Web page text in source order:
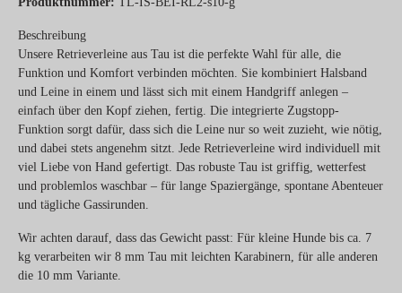
Beschreibung
Unsere Retrieverleine aus Tau ist die perfekte Wahl für alle, die
Funktion und Komfort verbinden möchten. Sie kombiniert Halsband
und Leine in einem und lässt sich mit einem Handgriff anlegen –
einfach über den Kopf ziehen, fertig. Die integrierte Zugstopp-
Funktion sorgt dafür, dass sich die Leine nur so weit zuzieht, wie nötig,
und dabei stets angenehm sitzt. Jede Retrieverleine wird individuell mit
viel Liebe von Hand gefertigt. Das robuste Tau ist griffig, wetterfest
und problemlos waschbar – für lange Spaziergänge, spontane Abenteuer
und tägliche Gassirunden.
Wir achten darauf, dass das Gewicht passt: Für kleine Hunde bis ca. 7
kg verarbeiten wir 8 mm Tau mit leichten Karabinern, für alle anderen
die 10 mm Variante.